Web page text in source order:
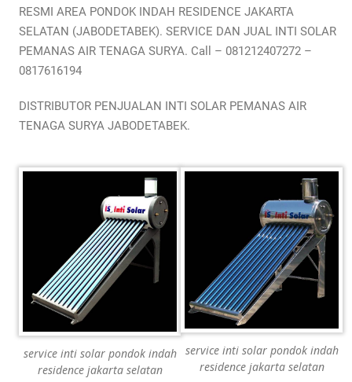
RESMI AREA PONDOK INDAH RESIDENCE JAKARTA
SELATAN (JABODETABEK). SERVICE DAN JUAL INTI SOLAR
PEMANAS AIR TENAGA SURYA. Call – 081212407272 –
0817616194
DISTRIBUTOR PENJUALAN INTI SOLAR PEMANAS AIR
TENAGA SURYA JABODETABEK.
service inti solar pondok indah
residence jakarta selatan
service inti solar pondok indah
residence jakarta selatan